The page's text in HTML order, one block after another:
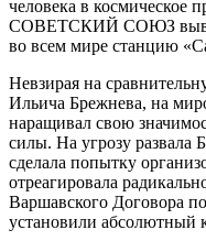
человека в космическое
СОВЕТСКИЙ СОЮЗ
во всем мире станцию
Невзирая на
Ильича Брежнева, на
наращивал свою
силы. На угрозу развала
сделала попытку
отреагировала
Варшавского Договора
установили абсолютный